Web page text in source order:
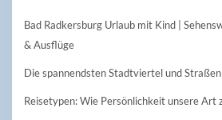
Bad Radkersburg Urlaub mit Kind |
& Ausflüge
Die spannendsten Stadtviertel und
Reisetypen: Wie Persönlichkeit unsere Art